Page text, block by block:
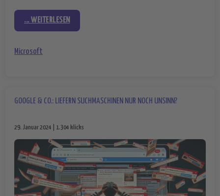
... WEITERLESEN
Microsoft
GOOGLE & CO.: LIEFERN SUCHMASCHINEN NUR NOCH UNSINN?
29. Januar 2024 | 1.304 klicks